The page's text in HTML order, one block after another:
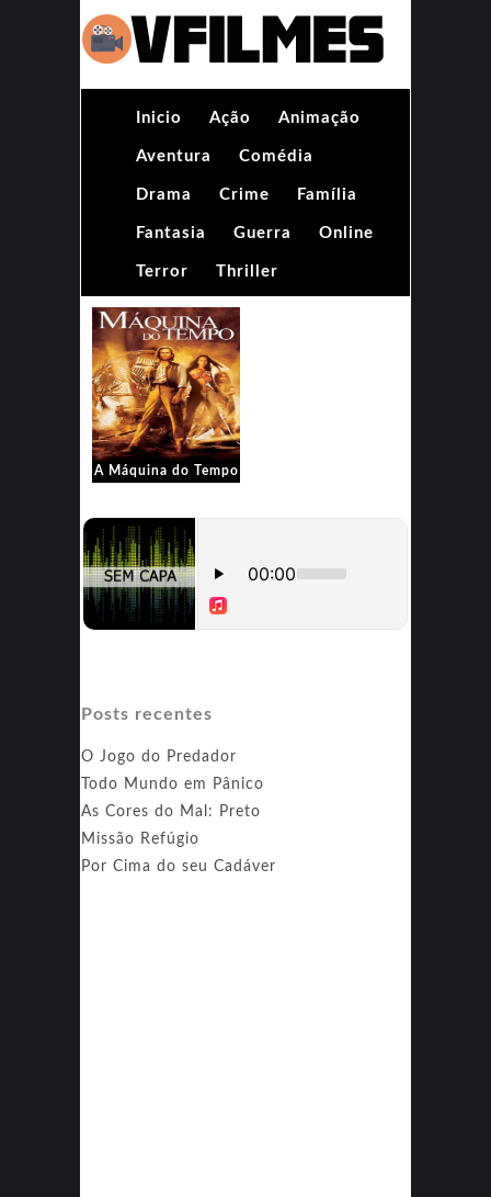
Inicio Ação Animação
Aventura Comédia
Drama Crime Família
Fantasia Guerra Online
Terror Thriller
A Máquina do Tempo
Posts recentes
O Jogo do Predador
Todo Mundo em Pânico
As Cores do Mal: Preto
Missão Refúgio
Por Cima do seu Cadáver